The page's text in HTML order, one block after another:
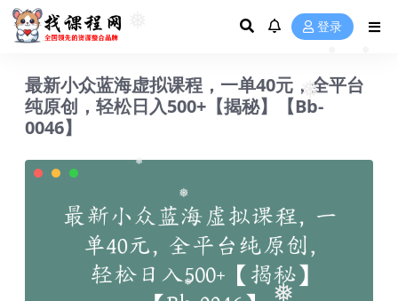
❅
登录
最新小众蓝海虚拟课程，一单40元，全平台
纯原创，轻松日入500+【揭秘】【Bb-
0046】